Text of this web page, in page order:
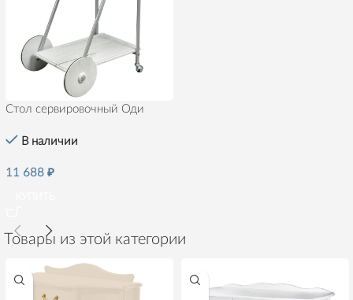
Стол сервировочный Оди
В наличии
11 688 ₽
Товары из этой категории